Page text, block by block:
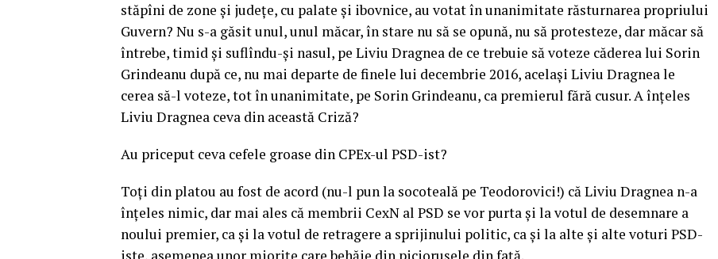
stăpîni de zone și județe, cu palate și ibovnice, au votat în unanimitate răsturnarea propriului
Guvern? Nu s-a găsit unul, unul măcar, în stare nu să se opună, nu să protesteze, dar măcar să
întrebe, timid și suflîndu-și nasul, pe Liviu Dragnea de ce trebuie să voteze căderea lui Sorin
Grindeanu după ce, nu mai departe de finele lui decembrie 2016, același Liviu Dragnea le
cerea să-l voteze, tot în unanimitate, pe Sorin Grindeanu, ca premierul fără cusur. A înțeles
Liviu Dragnea ceva din această Criză?
Au priceput ceva cefele groase din CPEx-ul PSD-ist?
Toți din platou au fost de acord (nu-l pun la socoteală pe Teodorovici!) că Liviu Dragnea n-a
înțeles nimic, dar mai ales că membrii CexN al PSD se vor purta și la votul de desemnare a
noului premier, ca și la votul de retragere a sprijinului politic, ca și la alte și alte voturi PSD-